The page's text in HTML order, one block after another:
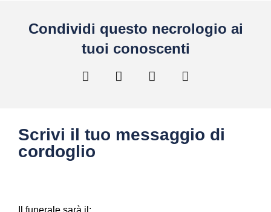
Condividi questo necrologio ai
tuoi conoscenti
Scrivi il tuo messaggio di
cordoglio